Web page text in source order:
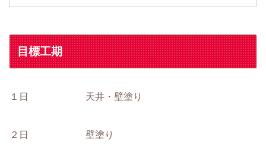
目標工期
１日 天井・壁塗り
２日 壁塗り